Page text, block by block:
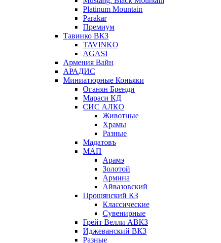
Platinum Mountain
Parakar
Премиум
Тавинко ВКЗ
TAVINKO
AGASI
Армения Вайн
АРАДИС
Миниатюрные Коньяки
Оганян Бренди
Мараси КД
СИС АЛКО
Животные
Храмы
Разные
Мадатовъ
МАП
Арамэ
Золотой
Армина
Айвазовский
Прошянский КЗ
Классические
Сувенирные
Грейт Велли АВКЗ
Иджеванский ВКЗ
Разные